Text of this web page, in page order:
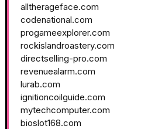
alltherageface.com
codenational.com
progameexplorer.com
rockislandroastery.com
directselling-pro.com
revenuealarm.com
lurab.com
ignitioncoilguide.com
mytechcomputer.com
bioslot168.com